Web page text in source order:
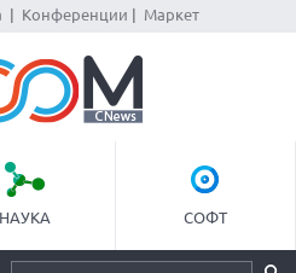
Конференции Маркет
НАУКА СОФТ